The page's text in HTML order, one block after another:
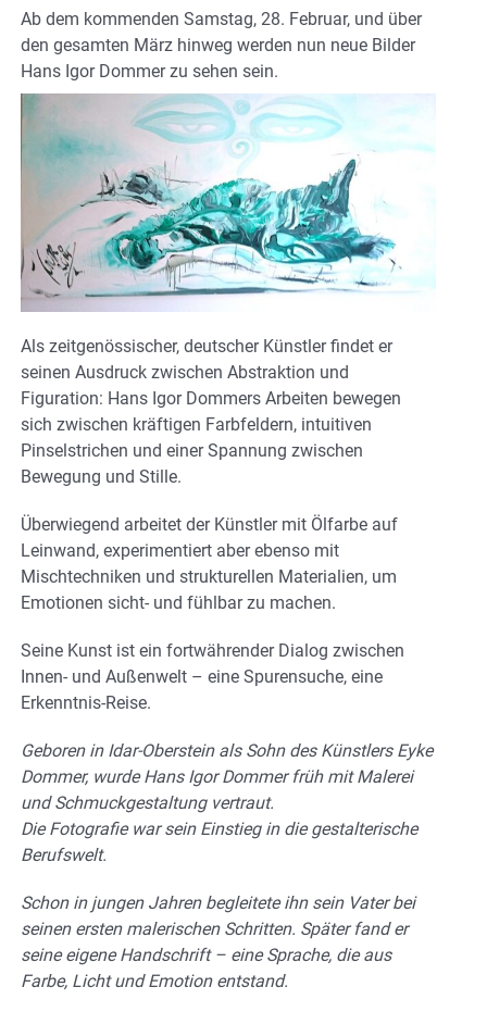
Ab dem kommenden Samstag, 28. Februar, und über
den gesamten März hinweg werden nun neue Bilder
Hans Igor Dommer zu sehen sein.
Als zeitgenössischer, deutscher Künstler findet er
seinen Ausdruck zwischen Abstraktion und
Figuration: Hans Igor Dommers Arbeiten bewegen
sich zwischen kräftigen Farbfeldern, intuitiven
Pinselstrichen und einer Spannung zwischen
Bewegung und Stille.
Überwiegend arbeitet der Künstler mit Ölfarbe auf
Leinwand, experimentiert aber ebenso mit
Mischtechniken und strukturellen Materialien, um
Emotionen sicht- und fühlbar zu machen.
Seine Kunst ist ein fortwährender Dialog zwischen
Innen- und Außenwelt – eine Spurensuche, eine
Erkenntnis-Reise.
Geboren in Idar-Oberstein als Sohn des Künstlers Eyke
Dommer, wurde Hans Igor Dommer früh mit Malerei
und Schmuckgestaltung vertraut.
DieFotografiewar sein Einstieg in die gestalterische
Berufswelt.
Schon in jungen Jahren begleitete ihn sein Vater bei
seinen ersten malerischen Schritten. Später fand er
seine eigene Handschrift – eine Sprache, die aus
Farbe, Licht und Emotion entstand.